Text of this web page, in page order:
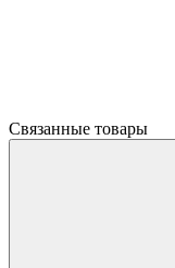
Связанные товары